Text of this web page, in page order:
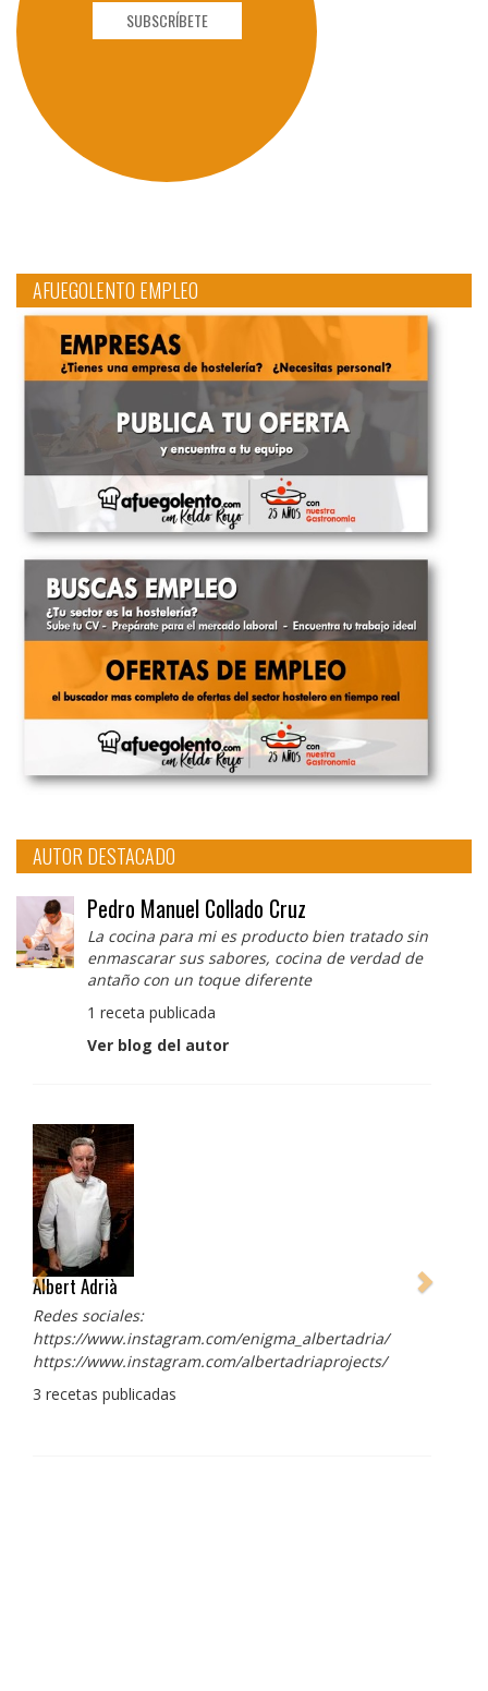
SUBSCRÍBETE
AFUEGOLENTO EMPLEO
AUTOR DESTACADO
Pedro Manuel Collado Cruz
La cocina para mi es producto bien tratado sin
enmascarar sus sabores, cocina de verdad de
antaño con un toque diferente
1 receta publicada
Ver blog del autor
Albert Adrià
Redes sociales:
https://www.instagram.com/enigma_albertadria/
https://www.instagram.com/albertadriaprojects/
3 recetas publicadas